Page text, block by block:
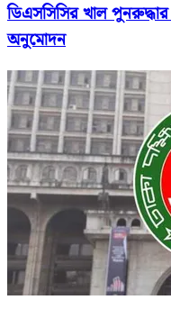
ডিএসসিসির খাল
অনুমোদন